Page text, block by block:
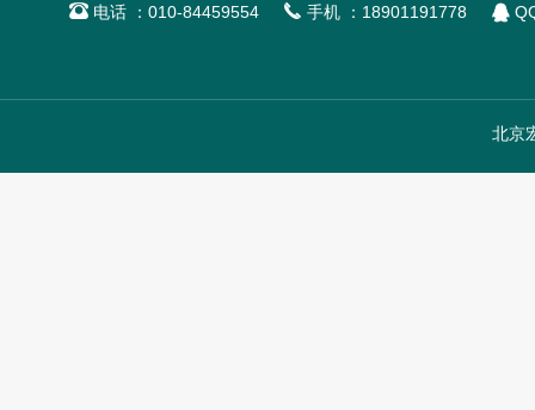
电话 ：010-84459554  手机 ：18901191778 
北京